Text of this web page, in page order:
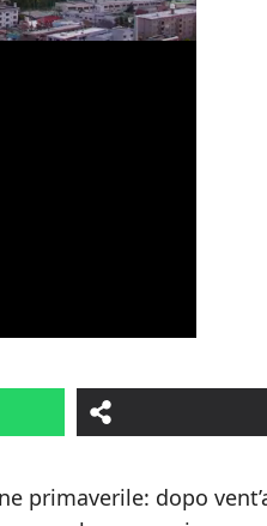
primaverile: dopo